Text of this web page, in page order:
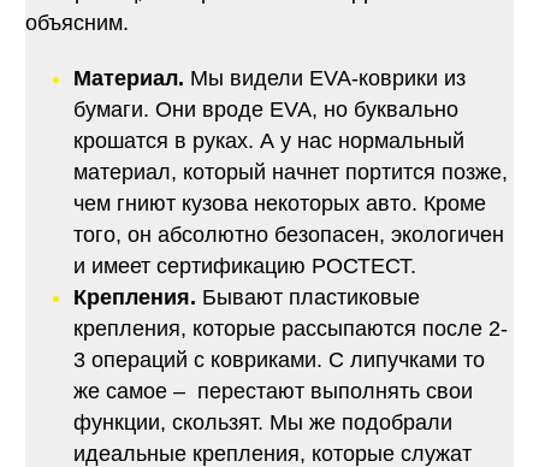
объясним.
Материал. Мы видели EVA-коврики из
бумаги. Они вроде EVA, но буквально
крошатся в руках. А у нас нормальный
материал, который начнет портится позже,
чем гниют кузова некоторых авто. Кроме
того, он абсолютно безопасен, экологичен
и имеет сертификацию РОСТЕСТ.
Крепления. Бывают пластиковые
крепления, которые рассыпаются после 2-
3 операций с ковриками. С липучками то
же самое – перестают выполнять свои
функции, скользят. Мы же подобрали
идеальные крепления, которые служат